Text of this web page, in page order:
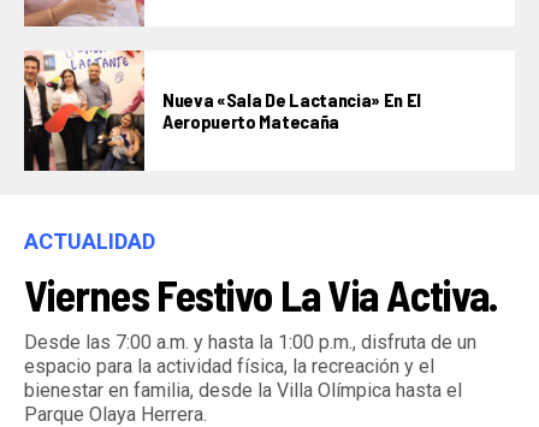
Nueva «Sala De Lactancia» En El
Aeropuerto Matecaña
ACTUALIDAD
Viernes Festivo La Via Activa.
Desde las 7:00 a.m. y hasta la 1:00 p.m., disfruta de un
espacio para la actividad física, la recreación y el
bienestar en familia, desde la Villa Olímpica hasta el
Parque Olaya Herrera.